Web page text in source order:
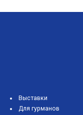
Выставки
Для гурманов